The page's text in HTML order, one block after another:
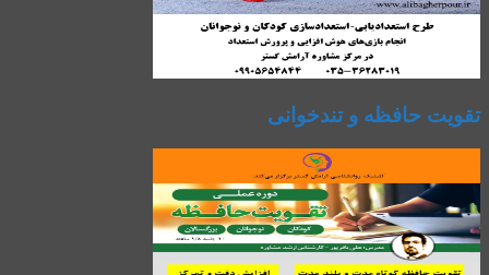
تقویت حافظه و تندخوانی